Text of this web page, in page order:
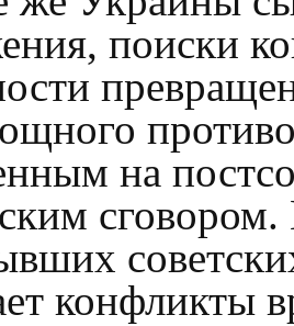
поиски
на
конфликты